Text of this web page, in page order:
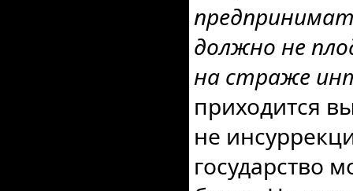
должно не
на страже
приходится
не
государство